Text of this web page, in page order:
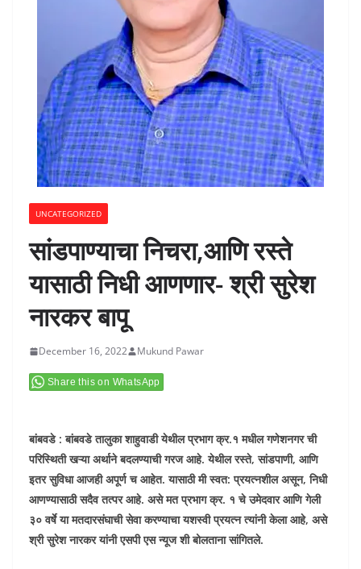
UNCATEGORIZED
सांडपाण्याचा निचरा,आणि रस्ते
यासाठी निधी आणणार- श्री सुरेश
नारकरबापू
December 16, 2022 Mukund Pawar
Share this on WhatsApp
बांबवडे : बांबवडे तालुका शाहुवाडी येथील प्रभाग क्र.१ मधील गणेशनगर ची
परिस्थिती खऱ्या अर्थाने बदलण्याची गरज आहे. येथील रस्ते, सांडपाणी, आणि
इतर सुविधा आजही अपूर्ण च आहेत. यासाठी मी स्वत: प्रयत्नशील असून, निधी
आणण्यासाठी सदैव तत्पर आहे. असे मत प्रभाग क्र. १ चे उमेदवार आणि गेली
३० वर्षे या मतदारसंघाची सेवा करण्याचा यशस्वी प्रयत्न त्यांनी केला आहे, असे
श्री सुरेश नारकर यांनी एसपी एस न्यूज शी बोलताना सांगितले.